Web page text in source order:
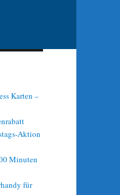
Karten –
Aktion
Minuten
für